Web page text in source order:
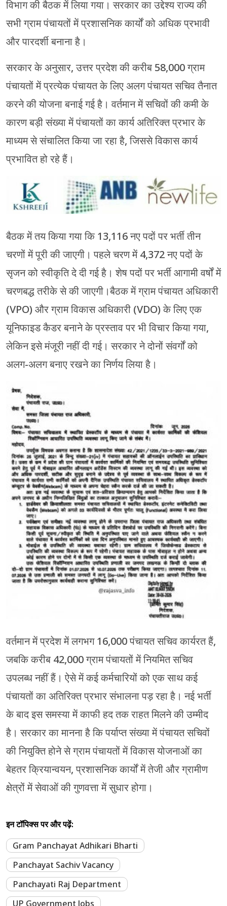
विभाग की बैठक में लिया गया। सरकार का उद्देश्य राज्य की
सभी ग्राम पंचायतों में प्रशासनिक कार्यों को अधिक प्रभावी
और पारदर्शी बनाना है।
सरकार के अनुसार, उत्तर प्रदेश की करीब 58,000 ग्राम
पंचायतों में प्रत्येक पंचायत के लिए अलग पंचायत सचिव तैनात
करने की योजना बनाई गई है। वर्तमान में सचिवों की कमी के
कारण बड़ी संख्या में पंचायतों का कार्य अतिरिक्त प्रभार के
माध्यम से संचालित किया जा रहा है, जिससे विकास कार्य
प्रभावित हो रहे हैं।
बैठक में तय किया गया कि 13,116 नए पदों पर भर्ती तीन
चरणों में पूरी की जाएगी। पहले चरण में 4,372 नए पदों के
सृजन को स्वीकृति दे दी गई है। शेष पदों पर भर्ती आगामी वर्षों में
चरणबद्ध तरीके से की जाएगी।बैठक में ग्राम पंचायत अधिकारी
(VPO) और ग्राम विकास अधिकारी (VDO) के लिए एक
यूनिफाइड कैडर बनाने के प्रस्ताव पर भी विचार किया गया,
लेकिन इसे मंजूरी नहीं दी गई। सरकार ने दोनों संवर्गों को
अलग-अलग बनाए रखने का निर्णय लिया है।
वर्तमान में प्रदेश में लगभग 16,000 पंचायत सचिव कार्यरत हैं,
जबकि करीब 42,000 ग्राम पंचायतों में नियमित सचिव
उपलब्ध नहीं हैं। ऐसे में कई कर्मचारियों को एक साथ कई
पंचायतों का अतिरिक्त प्रभार संभालना पड़ रहा है। नई भर्ती
के बाद इस समस्या में काफी हद तक राहत मिलने की उम्मीद
है। सरकार का मानना है कि पर्याप्त संख्या में पंचायत सचिवों
की नियुक्ति होने से ग्राम पंचायतों में विकास योजनाओं का
बेहतर क्रियान्वयन, प्रशासनिक कार्यों में तेजी और ग्रामीण
क्षेत्रों में सेवाओं की गुणवत्ता में सुधार होगा।
इन टॉपिक्स पर और पढ़ें:
Gram Panchayat Adhikari Bharti
Panchayat Sachiv Vacancy
Panchayati Raj Department
UP Government Jobs